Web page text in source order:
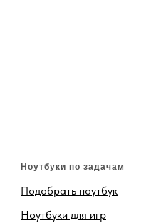
Ноутбуки по задачам
Подобрать ноутбук
Ноутбуки для игр